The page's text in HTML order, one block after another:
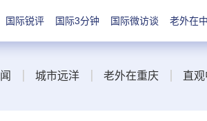
国际锐评 国际3分钟 国际微访谈 老外在
城市远洋 老外在重庆 直观